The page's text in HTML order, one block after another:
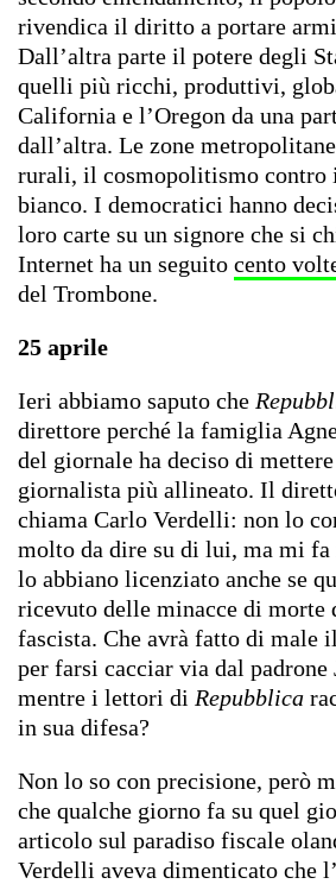
rivendica il diritto a portare
Dall’altra parte il potere degli
quelli più ricchi, produttivi,
California e l’Oregon da una
dall’altra. Le zone
rurali, il cosmopolitismo contro
bianco. I democratici hanno
loro carte su un signore che si
Internet ha un seguito cento
del Trombone.
25 aprile
Ieri abbiamo saputo che
direttore perché la famiglia
del giornale ha deciso di
giornalista più allineato. Il
chiama Carlo Verdelli: non lo
molto da dire su di lui, ma mi fa
lo abbiano licenziato anche se
ricevuto delle minacce di morte
fascista. Che avrà fatto di male
per farsi cacciar via dal padrone
mentre i lettori di Repubblica
in sua difesa?
Non lo so con precisione, però
che qualche giorno fa su quel
articolo sul paradiso fiscale
Verdelli aveva dimenticato che